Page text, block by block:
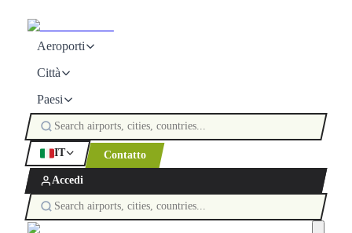
Aeroporti
Città
Paesi
IT Contatto
Accedi